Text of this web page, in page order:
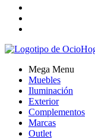
Mega Menu
Muebles
Iluminación
Exterior
Complementos
Marcas
Outlet